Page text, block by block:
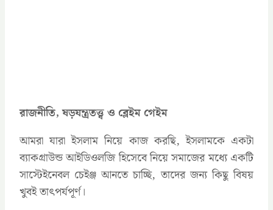
রাজনীতি, ষড়যন্ত্রতত্ত্ব ও ব্লেইম গেইম
আমরা যারা ইসলাম নিয়ে কাজ করছি, ইসলামকে একটা
ব্যাকগ্রাউন্ড আইডিওলজি হিসেবে নিয়ে সমাজের মধ্যে একটি
সাস্টেইনেবল চেইঞ্জ আনতে চাচ্ছি, তাদের জন্য কিছু বিষয়
খুবই তাৎপর্যপূর্ণ।